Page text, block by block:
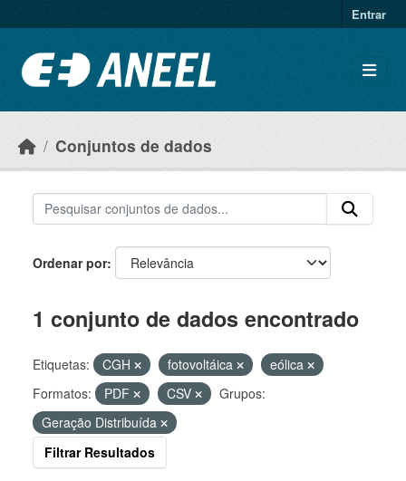
Entrar
Conjuntos de dados
Ordenar por
1 conjunto de dados encontrado
Etiquetas: CGH fotovoltáica
eólica
Formatos:
PDF CSV
Grupos:
Geração Distribuída
Filtrar Resultados